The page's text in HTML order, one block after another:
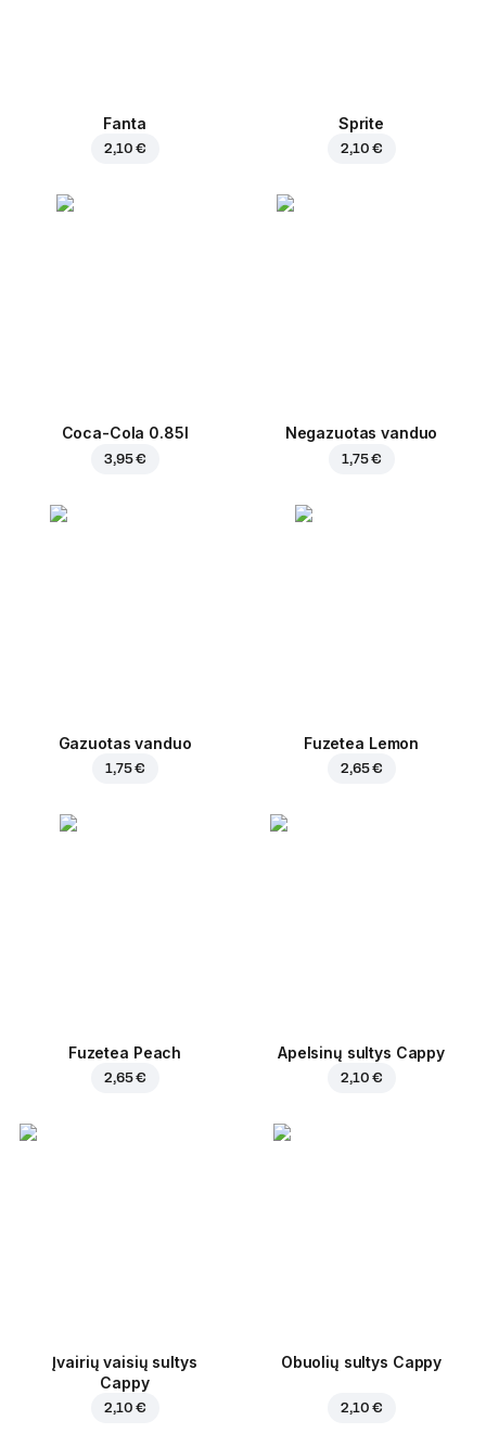
Fanta
2,10 €
Sprite
2,10 €
Coca-Cola 0.85l
3,95 €
Negazuotas vanduo
1,75 €
Gazuotas vanduo
1,75 €
Fuzetea Lemon
2,65 €
Fuzetea Peach
2,65 €
Apelsinų sultys Cappy
2,10 €
Įvairių vaisių sultys
Cappy
2,10 €
Obuolių sultys Cappy
2,10 €